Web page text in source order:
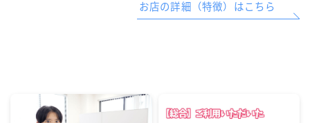
お店の詳細（特徴）はこちら